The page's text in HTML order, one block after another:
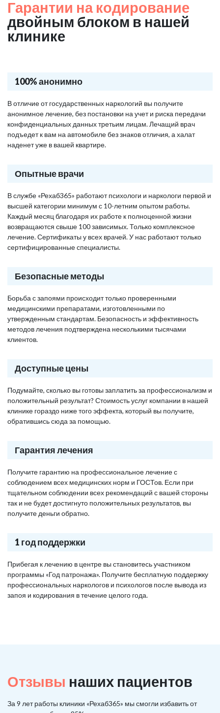
Гарантии на кодирование
двойным блоком в нашей
клинике
100% анонимно
В отличие от государственных наркологий вы получите
анонимное лечение, без постановки на учет и риска передачи
конфиденциальных данных третьим лицам. Лечащий врач
подъедет к вам на автомобиле без знаков отличия, а халат
наденет уже в вашей квартире.
Опытные врачи
В службе «Рехаб365» работают психологи и наркологи первой и
высшей категории минимум с 10-летним опытом работы.
Каждый месяц благодаря их работе к полноценной жизни
возвращаются свыше 100 зависимых. Только комплексное
лечение. Сертификаты у всех врачей. У нас работают только
сертифицированные специалисты.
Безопасные методы
Борьба с запоями происходит только проверенными
медицинскими препаратами, изготовленными по
утвержденным стандартам. Безопасность и эффективность
методов лечения подтверждена несколькими тысячами
клиентов.
Доступные цены
Подумайте, сколько вы готовы заплатить за профессионализм и
положительный результат? Стоимость услуг компании в нашей
клинике гораздо ниже того эффекта, который вы получите,
обратившись сюда за помощью.
Гарантия лечения
Получите гарантию на профессиональное лечение с
соблюдением всех медицинских норм и ГОСТов. Если при
тщательном соблюдении всех рекомендаций с вашей стороны
так и не будет достигнуто положительных результатов, вы
получите деньги обратно.
1 год поддержки
Прибегая к лечению в центре вы становитесь участником
программы «Год патронажа». Получите бесплатную поддержку
профессиональных наркологов и психологов после вывода из
запоя и кодирования в течение целого года.
Отзывы наших пациентов
За 9 лет работы клиники «Рехаб365» мы смогли избавить от